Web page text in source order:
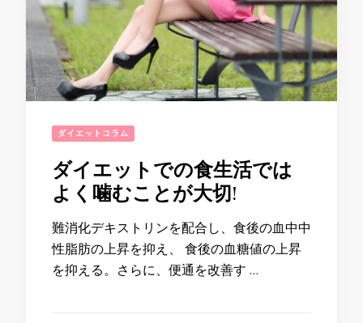
ダイエットコラム
ダイエットでの食生活では
よく噛むことが大切!
難消化デキストリンを配合し、食後の血中中
性脂肪の上昇を抑え、 食後の血糖値の上昇
を抑える。さらに、便通を改善す …